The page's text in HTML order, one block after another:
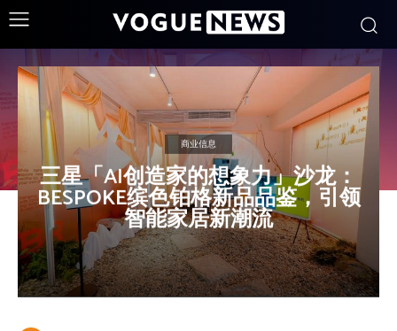
商业信息
三星「AI创造家的想象力」沙龙：
BESPOKE缤色铂格新品品鉴，引领
智能家居新潮流